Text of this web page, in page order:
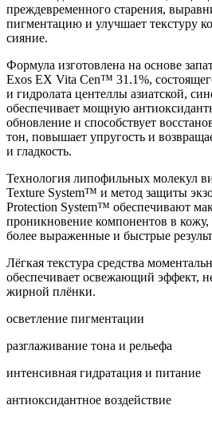
преждевременного старения,
пигментацию и улучшает текстуру
сияние.
Формула изготовлена на основе
Exos EX Vita Cen™ 31.1%,
и гидролата центеллы азиатской,
обеспечивает мощную
обновление и способствует
тон, повышает упругость и
и гладкость.
Технология липофильных молекул
Texture System™ и метод защиты
Protection System™ обеспечивают
проникновение компонентов в
более выраженные и быстрые
Лёгкая текстура средства
обеспечивает освежающий эффект,
жирной плёнки.
осветление пигментации
разглаживание тона и рельефа
интенсивная гидратация и питание
антиоксидантное воздействие